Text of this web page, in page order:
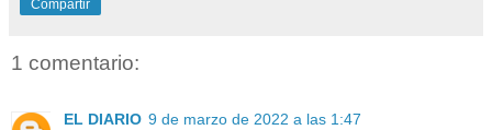
Compartir
1 comentario:
EL DIARIO 9 de marzo de 2022 a las 1:47